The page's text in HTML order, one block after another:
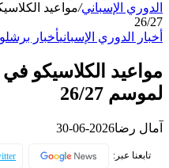
الدوري الإسباني/مواعيد
26/27
أخبار الدوري الإسبانيأخبار
مواعيد الكلاسيكو
لموسم 26/27
آمال رضا2026-06-30
تابعنا عبر: